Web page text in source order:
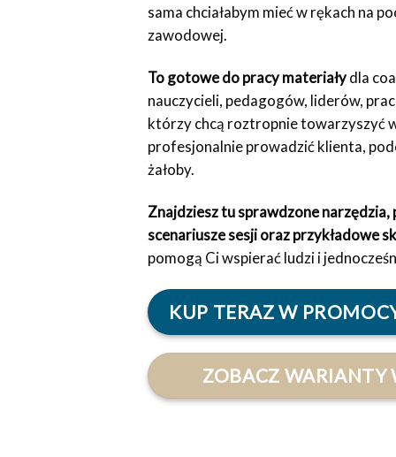
sama chciałabym mieć w rękach na
zawodowej.
To gotowe do pracy materiałydla
nauczycieli, pedagogów, liderów,
którzy chcą roztropnie towarzyszyć
profesjonalnie prowadzić klienta,
żałoby.
Znajdziesz tu sprawdzone
scenariusze sesji oraz przykładowe
pomogą Ci wspierać ludzi i
KUP TERAZ W
ZOBACZ WARIANTY